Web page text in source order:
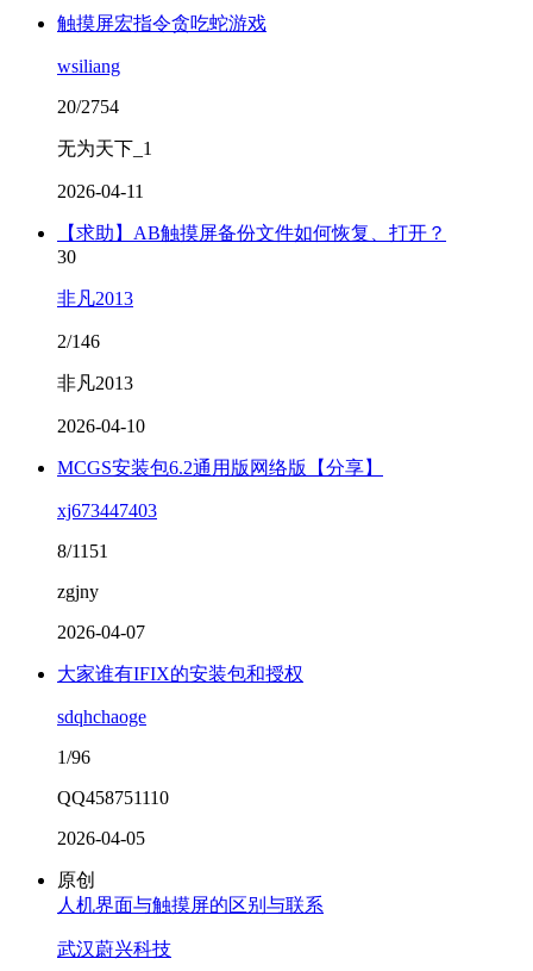
触摸屏宏指令贪吃蛇游戏
wsiliang
20/2754
无为天下_1
2026-04-11
【求助】AB触摸屏备份文件如何恢复、打开？
30
非凡2013
2/146
非凡2013
2026-04-10
MCGS安装包6.2通用版网络版【分享】
xj673447403
8/1151
zgjny
2026-04-07
大家谁有IFIX的安装包和授权
sdqhchaoge
1/96
QQ458751110
2026-04-05
原创
人机界面与触摸屏的区别与联系
武汉蔚兴科技